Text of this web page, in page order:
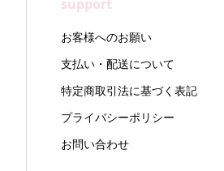
support
お客様へのお願い
支払い・配送について
特定商取引法に基づく表記
プライバシーポリシー
お問い合わせ